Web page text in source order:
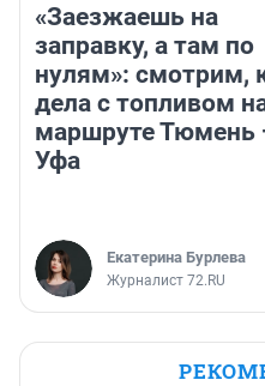
«Заезжаешь на
заправку, а там по
нулям»: смотрим,
дела с топливом
маршруте Тюмень
Уфа
Екатерина Бурлева
Журналист 72.RU